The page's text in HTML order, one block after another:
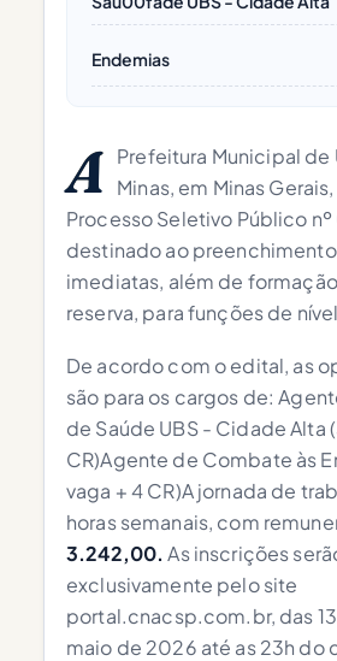
Endemias
A Prefeitura Municipal de
Minas, em Minas
Processo Seletivo Público
destinado ao
imediatas, além de
reserva, para funções de
De acordo com o edital, as
são para os cargos de:
de Saúde UBS - Cidade Alta
CR)Agente de Combate às
vaga + 4 CR)A jornada de
horas semanais, com
3.242,00. As inscrições
exclusivamente pelo site
portal.cnacsp.com.br, das
maio de 2026 até as 23h do